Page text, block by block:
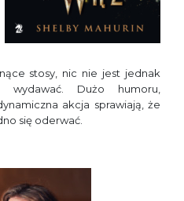
stosy, nic nie jest jednak
Dużo humoru,
akcja sprawiają, że
się oderwać.